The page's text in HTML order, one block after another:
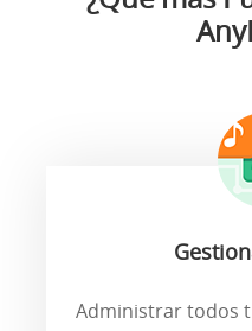
Administrar todos